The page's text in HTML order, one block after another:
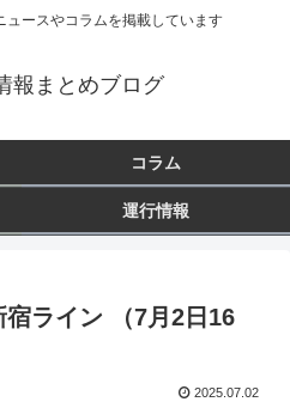
ュースやコラムを掲載しています
報まとめブログ
コラム
運行情報
宿ライン （7月2日16
2025.07.02